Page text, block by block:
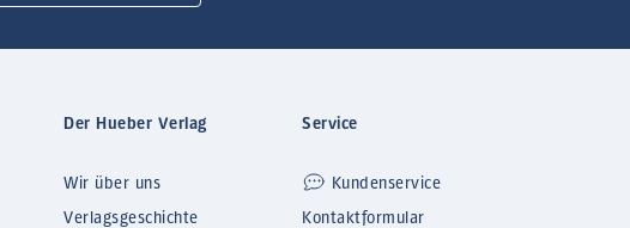
Der Hueber Verlag
Wir über uns
Verlagsgeschichte
Service
Kundenservice
Kontaktformular